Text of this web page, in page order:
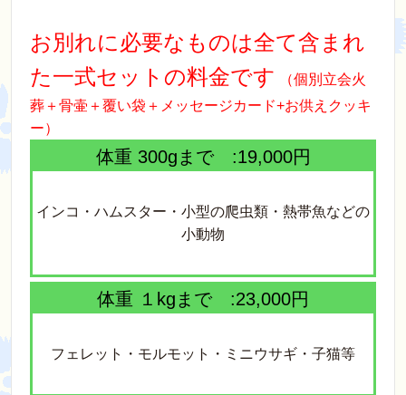
お別れに必要なものは全て含まれ
た一式セットの料金です
（個別立会火
葬＋骨壷＋覆い袋＋メッセージカード+お供えクッキ
ー）
体重 300gまで :19,000円
インコ・ハムスター・小型の爬虫類・熱帯魚などの
小動物
体重 １kgまで :23,000円
フェレット・モルモット・ミニウサギ・子猫等